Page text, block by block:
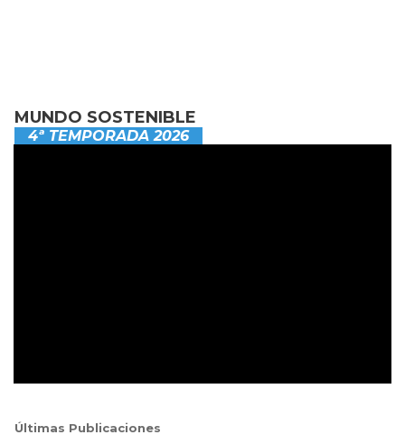
MUNDO SOSTENIBLE
4ª TEMPORADA 2026
Últimas Publicaciones